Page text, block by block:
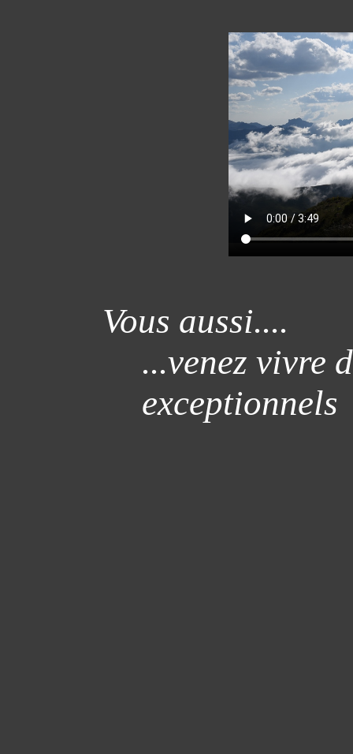
Vous aussi....
...venez vivre
exceptionnels